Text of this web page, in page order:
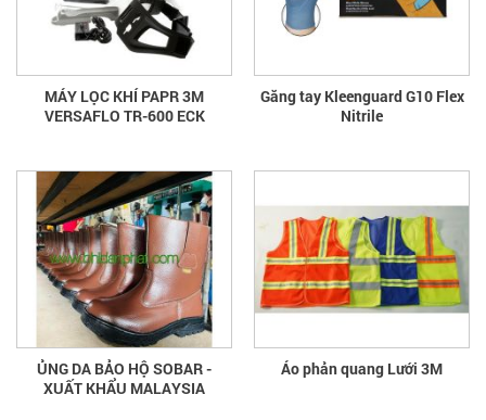
MÁY LỌC KHÍ PAPR 3M
VERSAFLO TR-600 ECK
Găng tay Kleenguard G10 Flex
Nitrile
ỦNG DA BẢO HỘ SOBAR -
XUẤT KHẨU MALAYSIA
Áo phản quang Lưới 3M